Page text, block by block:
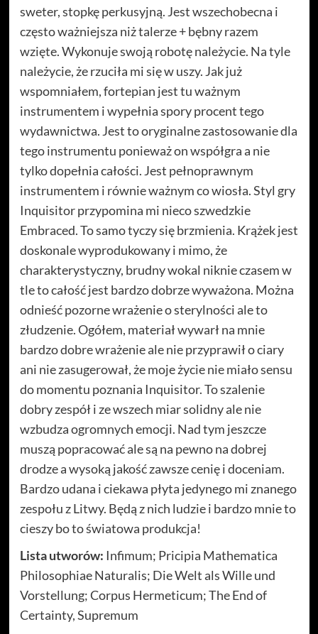
sweter, stopkę perkusyjną. Jest wszechobecna i
często ważniejsza niż talerze + bębny razem
wzięte. Wykonuje swoją robotę należycie. Na tyle
należycie, że rzuciła mi się w uszy. Jak już
wspomniałem, fortepian jest tu ważnym
instrumentem i wypełnia spory procent tego
wydawnictwa. Jest to oryginalne zastosowanie dla
tego instrumentu ponieważ on współgra a nie
tylko dopełnia całości. Jest pełnoprawnym
instrumentem i równie ważnym co wiosła. Styl gry
Inquisitor przypomina mi nieco szwedzkie
Embraced. To samo tyczy się brzmienia. Krążek jest
doskonale wyprodukowany i mimo, że
charakterystyczny, brudny wokal niknie czasem w
tle to całość jest bardzo dobrze wyważona. Można
odnieść pozorne wrażenie o sterylności ale to
złudzenie. Ogółem, materiał wywarł na mnie
bardzo dobre wrażenie ale nie przyprawił o ciary
ani nie zasugerował, że moje życie nie miało sensu
do momentu poznania Inquisitor. To szalenie
dobry zespół i ze wszech miar solidny ale nie
wzbudza ogromnych emocji. Nad tym jeszcze
muszą popracować ale są na pewno na dobrej
drodze a wysoką jakość zawsze cenię i doceniam.
Bardzo udana i ciekawa płyta jedynego mi znanego
zespołu z Litwy. Będą z nich ludzie i bardzo mnie to
cieszy bo to światowa produkcja!
Lista utworów: Infimum; Pricipia Mathematica
Philosophiae Naturalis; Die Welt als Wille und
Vorstellung; Corpus Hermeticum; The End of
Certainty, Supremum